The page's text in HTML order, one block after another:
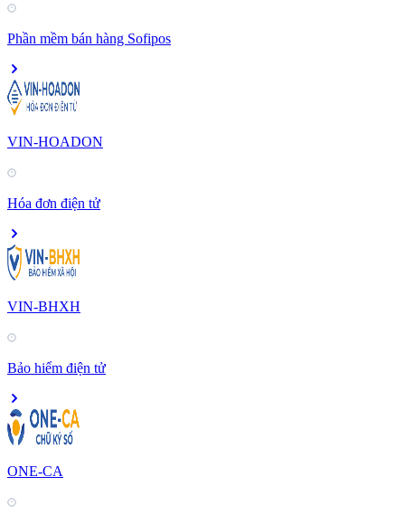
Phần mềm bán hàng Sofipos
VIN-HOADON
Hóa đơn điện tử
VIN-BHXH
Bảo hiểm điện tử
ONE-CA